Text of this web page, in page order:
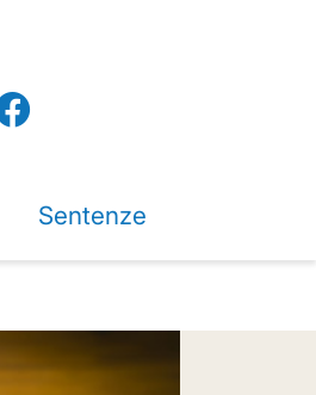
Sentenze